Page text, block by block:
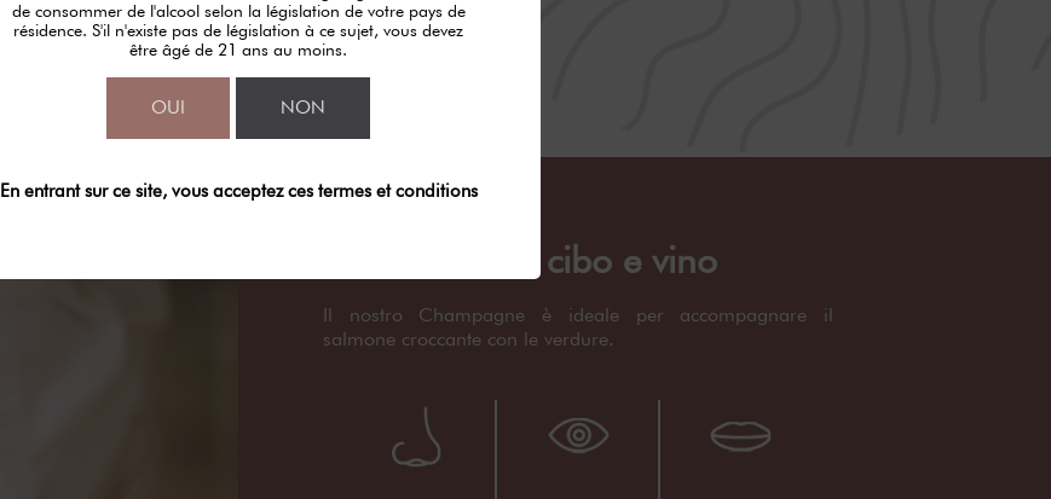
Abbinamento cibo e vino
Il nostro Champagne è ideale per accompagnare il
salmone croccante con le verdure.
de consommer de l'alcool selon la législation de votre pays de
résidence. S'il n'existe pas de législation à ce sujet, vous devez
être âgé de 21 ans au moins.
OUI NON
En entrant sur ce site, vous acceptez ces termes et conditions